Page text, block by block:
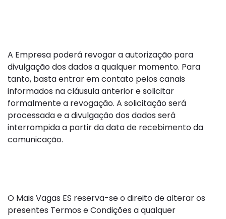
A Empresa poderá revogar a autorização para
divulgação dos dados a qualquer momento. Para
tanto, basta entrar em contato pelos canais
informados na cláusula anterior e solicitar
formalmente a revogação. A solicitação será
processada e a divulgação dos dados será
interrompida a partir da data de recebimento da
comunicação.
O Mais Vagas ES reserva-se o direito de alterar os
presentes Termos e Condições a qualquer